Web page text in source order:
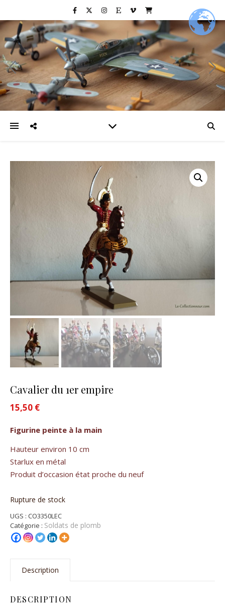
Cavalier du 1er empire
15,50 €
Figurine peinte à la main
Hauteur environ 10 cm
Starlux en métal
Produit d’occasion état proche du neuf
Rupture de stock
UGS : CO3350LEC
Catégorie : Soldats de plomb
Description
DESCRIPTION